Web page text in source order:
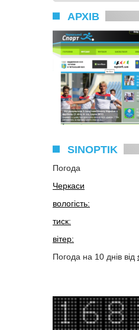
АРХІВ
SINOPTIK
Погода
Черкаси
вологість:
тиск:
вітер:
Погода на 10 днів від